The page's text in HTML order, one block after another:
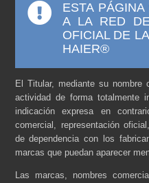
ESTA
A LA RED
OFICIAL DE
HAIER®
El Titular, mediante su nombre
actividad de forma totalmente
indicación expresa en
comercial, representación
de dependencia con los
marcas que puedan aparecer
Las marcas, nombres